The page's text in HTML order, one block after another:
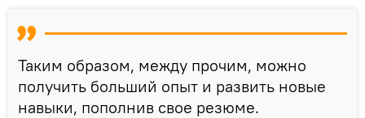
Таким образом, между прочим, можно
получить больший опыт и развить новые
навыки, пополнив свое резюме.